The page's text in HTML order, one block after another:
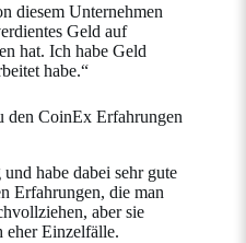
diesem Unternehmen
Geld auf
hat. Ich habe Geld
habe.“
den CoinEx Erfahrungen
habe dabei sehr gute
Erfahrungen, die man
aber sie
eher Einzelfälle.